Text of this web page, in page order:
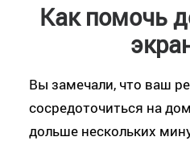
Как помочь
Вы замечали, что ваш
сосредоточиться на
дольше нескольких